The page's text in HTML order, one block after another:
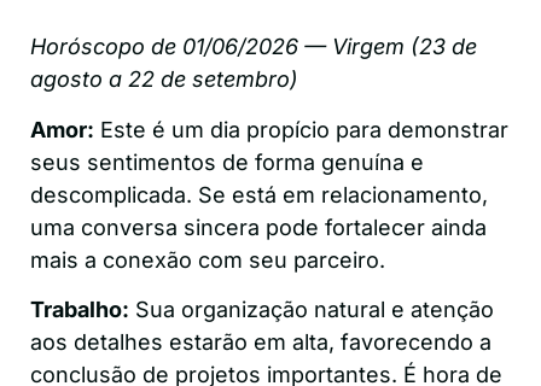
Horóscopo de 01/06/2026 — Virgem (23 de
agosto a 22 de setembro)
Amor: Este é um dia propício para demonstrar
seus sentimentos de forma genuína e
descomplicada. Se está em relacionamento,
uma conversa sincera pode fortalecer ainda
mais a conexão com seu parceiro.
Trabalho: Sua organização natural e atenção
aos detalhes estarão em alta, favorecendo a
conclusão de projetos importantes. É hora de